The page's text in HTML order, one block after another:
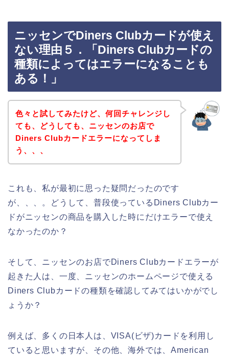
ニッセンでDiners Clubカードが使え
ない理由５．「Diners Clubカードの
種類によってはエラーになることも
ある！」
色々と試してみたけど、何回チャレンジし
ても、どうしても、ニッセンのお店で
Diners Clubカードエラーになってしま
う、、、
これも、私が最初に思った疑問だったのです
が、、、。どうして、普段使っているDiners Clubカー
ドがニッセンの商品を購入した時にだけエラーで使え
なかったのか？
そして、ニッセンのお店でDiners Clubカードエラーが
起きた人は、一度、ニッセンのホームページで使える
Diners Clubカードの種類を確認してみてはいかがでし
ょうか？
例えば、多くの日本人は、VISA(ビザ)カードを利用し
ていると思いますが、その他、海外では、American